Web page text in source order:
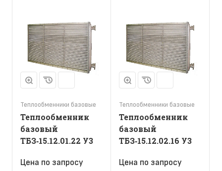
Теплообменники базовые
Теплообменник
базовый
ТБЗ‑15.12.01.22 У3
Цена по запросу
Теплообменники базовые
Теплообменник
базовый
ТБЗ‑15.12.02.16 У3
Цена по запросу